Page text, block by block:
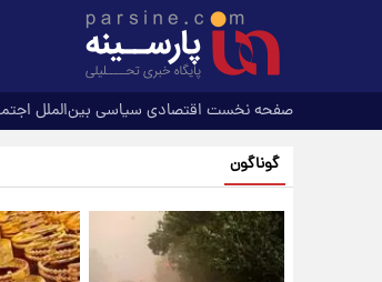
صفحه نخست اقتصادی سیاسی بین‌الملل
گوناگون